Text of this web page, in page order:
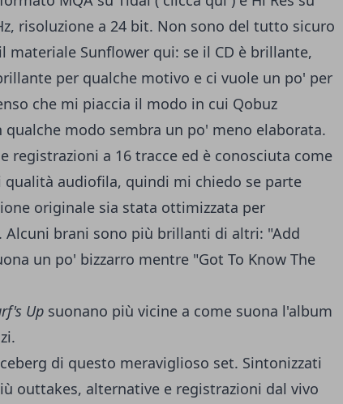
risoluzione a 24 bit. Non sono del tutto sicuro
materiale Sunflower qui: se il CD è brillante,
per qualche motivo e ci vuole un po' per
che mi piaccia il modo in cui Qobuz
qualche modo sembra un po' meno elaborata.
registrazioni a 16 tracce ed è conosciuta come
audiofila, quindi mi chiedo se parte
originale sia stata ottimizzata per
Alcuni brani sono più brillanti di altri: "Add
un po' bizzarro mentre "Got To Know The
Up suonano più vicine a come suona l'album
di questo meraviglioso set. Sintonizzati
outtakes, alternative e registrazioni dal vivo